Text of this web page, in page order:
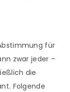
für
zwar jeder –
die
Folgende